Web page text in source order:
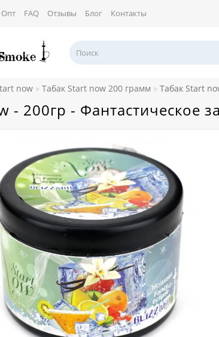
Опт FAQ Отзывы Блог Контакты
now Табак Start now 200 грамм Табак Start
- 200гр - Фантастическое